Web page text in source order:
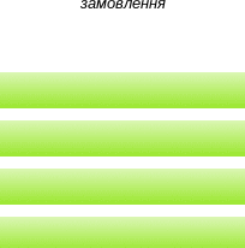
замовлення